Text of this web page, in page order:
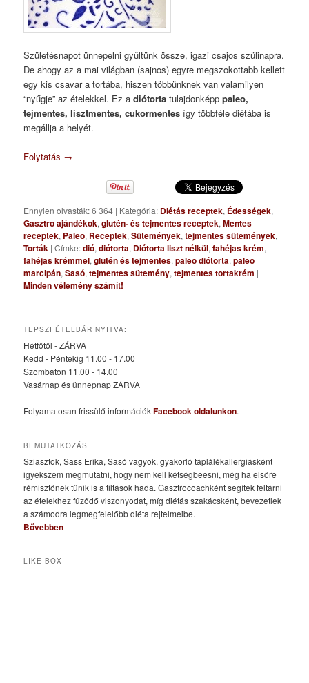
Születésnapot ünnepelni gyűltünk össze, igazi csajos szülinapra.
De ahogy az a mai világban (sajnos) egyre megszokottabb kellett
egy kis csavar a tortába, hiszen többünknek van valamilyen
“nyűgje” az ételekkel. Ez adiótorta tulajdonképppaleo,
tejmentes, lisztmentes, cukormentes így többféle diétába is
megállja a helyét.
Folytatás →
Ennyien olvasták: 6 364 | Kategória: Diétás receptek, Édességek,
Gasztro ajándékok,glutén- és tejmentes receptek,Mentes
receptek, Paleo, Receptek,Sütemények,tejmentes sütemények,
Torták |Címke:dió,diótorta, Diótorta liszt nélkül,fahéjas krém,
fahéjas krémmel,glutén és tejmentes,paleo diótorta,paleo
marcipán,Sasó,tejmentes sütemény,tejmentes tortakrém |
Minden vélemény számít!
TEPSZI ÉTELBÁR NYITVA:
Hétfőtől - ZÁRVA
Kedd - Péntekig 11.00 - 17.00
Szombaton 11.00 - 14.00
Vasárnap és ünnepnap ZÁRVA
Folyamatosan frissülő információkFacebook oldalunkon.
BEMUTATKOZÁS
Sziasztok, Sass Erika, Sasó vagyok, gyakorló táplálékallergiásként
igyekszem megmutatni, hogy nem kell kétségbeesni, még ha elsőre
rémisztőnek tűnik is a tiltások hada. Gasztrocoachként segítek feltárni
az ételekhez fűződő viszonyodat, míg diétás szakácsként, bevezetlek
a számodra legmegfelelőbb diéta rejtelmeibe.
Bővebben
LIKE BOX